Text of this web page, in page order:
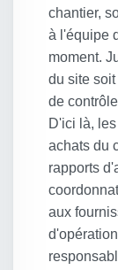
chantier,
à l'équipe
moment.
du site
de
D'ici là,
achats du
rapports
aux